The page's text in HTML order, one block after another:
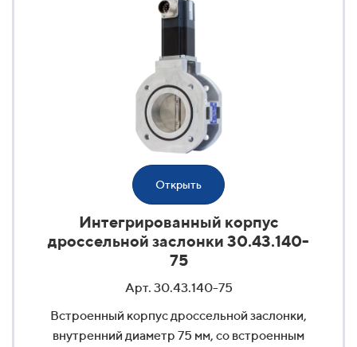
Открыть
Интегрированный корпус
дроссельной заслонки 30.43.140-
75
Арт. 30.43.140-75
Встроенный корпус дроссельной заслонки,
внутренний диаметр 75 мм, со встроенным